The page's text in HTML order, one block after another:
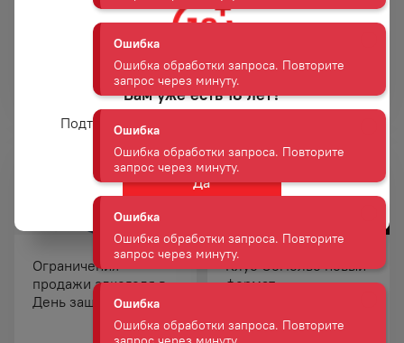
Летим в Таиланд с
01 июня — 15 сентября 01 июня — 15 сентября
Ограничения
продажи алкоголя в
День защиты детей!
Клуб Сомелье новый
формат
бар" 16.05.26 во
Владивостоке.
Ошибка обработки запроса. Повторите
запрос через минуту.
Ошибка
Ошибка обработки запроса. Повторите
запрос через минуту.
Ошибка
Ошибка обработки запроса. Повторите
запрос через минуту.
Ошибка
Ошибка обработки запроса. Повторите
запрос через минуту.
Ошибка
Вам уже есть 18 лет?
Подтвердите возраст для просмотра сайта
Да